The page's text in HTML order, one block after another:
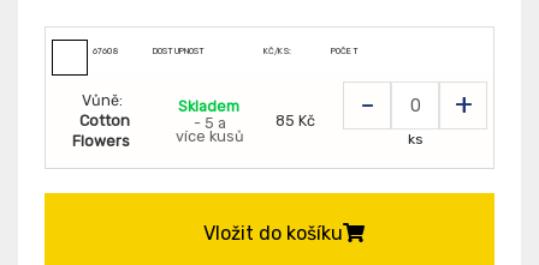
67608 DOSTUPNOST KČ/KS: POČET
Vůně:
Cotton
Flowers
Skladem
- 5 a
více kusů
85 Kč - +
ks
Vložit do košíku